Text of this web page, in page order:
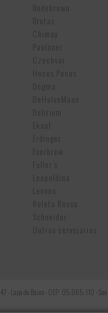
Bodebrown
Brotas
Chimay
Paulaner
Czechvar
Hocus Pocus
Dogma
DeHalveMaan
Delirium
Ekaut
Erdinger
Everbrew
Fuller’s
Leopoldina
Leuven
Roleta Russa
Schneider
Outras cervejarias
- Lapa de Baixo - CEP: 05.065-110 - Sao